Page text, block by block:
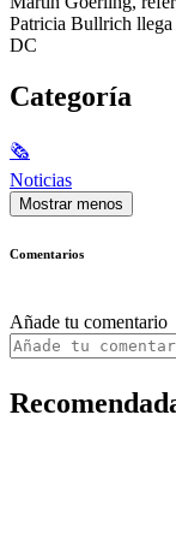
Patricia Bullrich llega
DC
Categoría
🗞
Noticias
Mostrar menos
Comentarios
Añade tu comentario